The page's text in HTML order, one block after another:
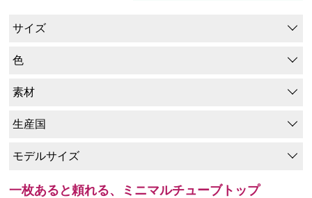
サイズ
色
素材
生産国
モデルサイズ
一枚あると頼れる、ミニマルチューブトップ